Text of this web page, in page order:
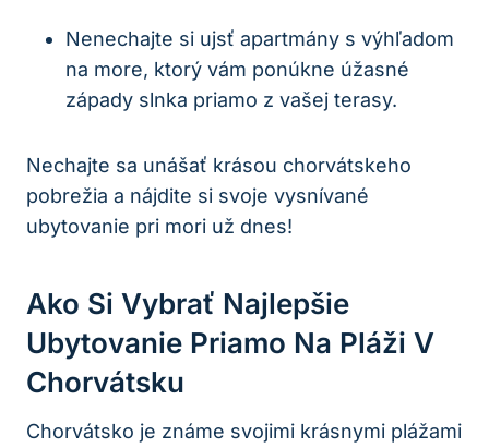
Nenechajte si ujsť apartmány s výhľadom
na more, ktorý vám ponúkne úžasné
západy slnka priamo z vašej terasy.
Nechajte sa unášať krásou chorvátskeho
pobrežia a nájdite si svoje vysnívané
ubytovanie pri mori už dnes!
Ako Si Vybrať Najlepšie
Ubytovanie Priamo Na Pláži V
Chorvátsku
Chorvátsko je známe svojimi krásnymi plážami